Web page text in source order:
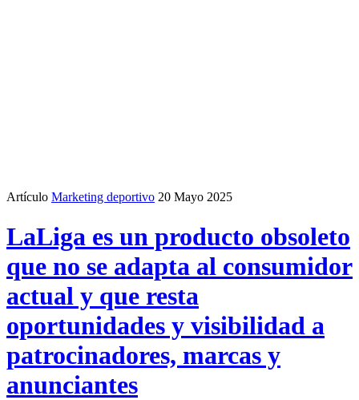
Artículo Marketing deportivo 20 Mayo 2025
LaLiga es un producto obsoleto
que no se adapta al consumidor
actual y que resta
oportunidades y visibilidad a
patrocinadores, marcas y
anunciantes